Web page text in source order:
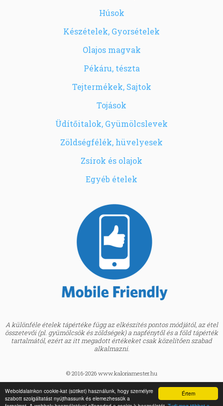
Értem
Weboldalainkon cookie-kat (sütiket) használunk, hogy személyre
szabott szolgáltatást nyújthassunk és elemezhessük a
Húsok
Készételek, Gyorsételek
Olajos magvak
Pékáru, tészta
Tejtermékek, Sajtok
Tojások
Üdítőitalok, Gyümölcslevek
Zöldségfélék, hüvelyesek
Zsírok és olajok
Egyéb ételek
A különféle ételek tápértéke függ az elkészítés pontos módjától, az étel
összetevői (pl. gyümölcsök és zöldségek) a napfénytől és a föld tápérték
tartalmától, ezért az itt megadott értékeket csak közelítően szabad
alkalmazni.
© 2016-2026 www.kaloriamester.hu
BMI kalkulátor »